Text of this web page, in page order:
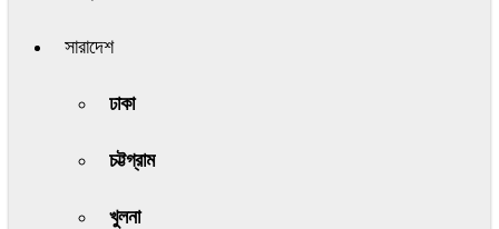
সারাদেশ
ঢাকা
চট্টগ্রাম
খুলনা